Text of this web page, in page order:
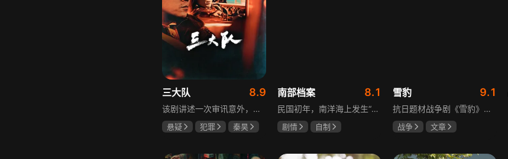
三大队 8.9
该剧讲述一次审讯意外，三大队刑警程兵入狱服刑，队友受牵连脱警、降职，曾经的警界精英三大队分崩离析。十年牢狱，程兵重获自由，失去一切，而案件的犯罪嫌疑人王大勇依旧在逃。穿一天警服，终身是正义，不甘化作执着，利刃再次出鞘，程兵和三大队的兄弟重新集结踏上追凶之路，在孤独漫长的旅途中配合警方千里追凶，也在这苦行僧一样的历程中重新找到人生的坐标和生命的意义。本片根据原载于“网易人间”作者深蓝的《请转告局长，三大队任务完成》改编。
悬疑 犯罪
秦昊
南部档案 8.1
民国初年，南洋海上发生“水鬼望乡”离奇命案，张家外派调查神秘事务的南部档案馆坐办张海盐、张海虾二人搭档亲往调查，却意外卷入了一个用于猎杀海外张家人的绝命死局。张海虾以自己的死谋局求解，送张海盐上了“南安号”巨轮回厦城以图他能够有一线生机，但这趟波澜诡谲的航程似乎才刚刚起航，一手遮天的军阀大佬、单纯执着的少年账房、还有十年未见的至亲故人……张海盐独自面对着接踵而至的意外，而当他踏上厦城的那一刻，真正属于两个少年的命运才初初开始转动。
剧情
自制
雪豹 9.1
抗日题材战争剧《雪豹》讲述抗日女学生陈怡是一个在革命道路上逐渐成长起来的优秀青年。从慷慨激昂的热血学生，到成熟稳重的革命战士，甚至执行任务的时候还要扮演性格大胆奔放的交际花，打入到敌人内部获取情报。在做情报工作时，与搭档张楚扮假夫妻，多次身陷险境命悬一线。周卫国原本是一名玩世不恭的富家子弟，却不乏热血，抗战时为了保护初恋女友，举枪杀了一名日本人，由此改名换姓走上了革命道路，从国民党中央军校到德国军校，再到回国创建中国第一支特战部队，成为了一个真正的传奇英雄。
战争
文章